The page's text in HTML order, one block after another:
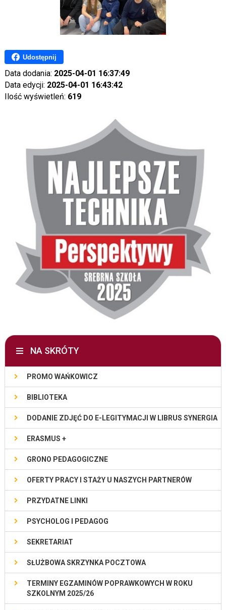
Udostępnij
Data dodania: 2025-04-01 16:37:49
Data edycji: 2025-04-01 16:43:42
Ilość wyświetleń: 619
NA SKRÓTY
PROMO WAŃKOWICZ
BIBLIOTEKA
DODANIE ZDJĘĆ DO E-LEGITYMACJI W LIBRUS SYNERGIA
ERASMUS +
GRONO PEDAGOGICZNE
OFERTY PRACY I STAŻY U NASZYCH PARTNERÓW
PRZYDATNE LINKI
PSYCHOLOG I PEDAGOG
SEKRETARIAT
SŁUŻBOWA SKRZYNKA POCZTOWA
TERMINY EGZAMINÓW POPRAWKOWYCH W ROKU
SZKOLNYM 2025/26